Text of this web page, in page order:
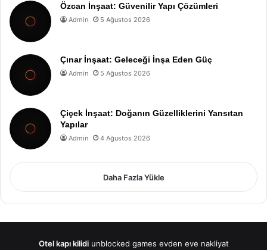
Özcan İnşaat: Güvenilir Yapı Çözümleri
Admin 5 Ağustos 2026
Çınar İnşaat: Geleceği İnşa Eden Güç
Admin 5 Ağustos 2026
Çiçek İnşaat: Doğanın Güzelliklerini Yansıtan
Yapılar
Admin 4 Ağustos 2026
Daha Fazla Yükle
Otel kapı kilidi unblocked games evden eve nakliyat